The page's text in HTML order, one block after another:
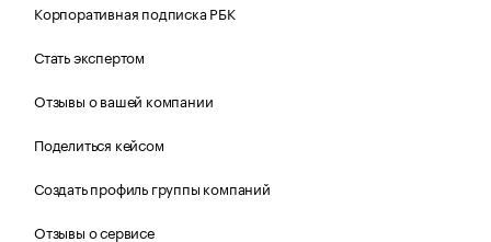
Корпоративная подписка РБК
Стать экспертом
Отзывы о вашей компании
Поделиться кейсом
Создать профиль группы компаний
Отзывы о сервисе